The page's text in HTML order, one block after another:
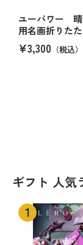
ユーパワー
用名画折りた
¥3,300 （税込）
ギフト 人気